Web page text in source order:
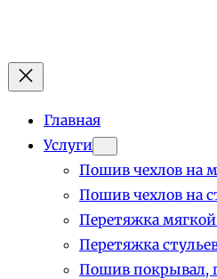
Главная
Услуги
Пошив чехлов на
Пошив чехлов на
Перетяжка
Перетяжка
Пошив покрывал,